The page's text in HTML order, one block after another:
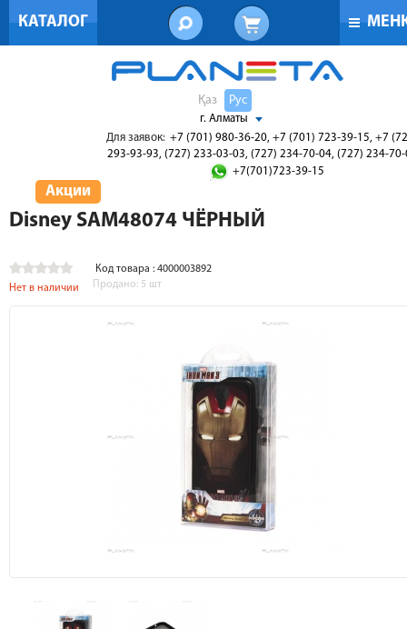
КАТАЛОГ
Қаз Рус
г. Алматы
Для заявок: +7 (701) 980-36-20, +7 (701) 723-39-15, +7
293-93-93, (727) 233-03-03, (727) 234-70-04, (727) 234-
+7(701)723-39-15
Акции
Disney SAM48074 ЧЁРНЫЙ
Код товара : 4000003892
Нет в наличии
Продано: 5 шт